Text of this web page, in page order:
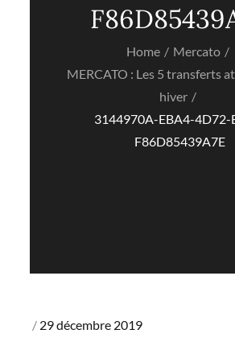
Home
Mercato
MERCATO : Les 5 transferts
hiver
3144970A-EBA4-4D72-
F86D85439A7E
Posted
29 décembre 2019